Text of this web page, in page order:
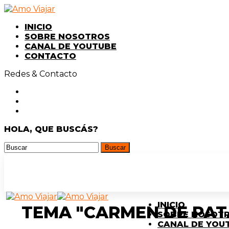
INICIO
SOBRE NOSOTROS
CANAL DE YOUTUBE
CONTACTO
Redes & Contacto
HOLA, QUE BUSCÁS?
INICIO
SOBRE
CANAL DE
TEMA "CARMEN DE